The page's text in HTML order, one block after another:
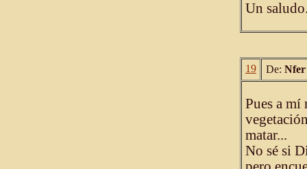
Un
19 De: Nfer
Pues a mí
matar...
No sé si